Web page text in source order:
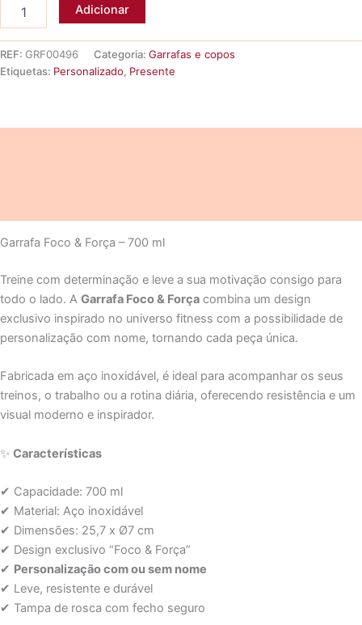
aço-
inox
Adicionar
REF: GRF00496 Categoria: Garrafas e copos
Etiquetas: Personalizado, Presente
Garrafa Foco & Força – 700 ml
Treine com determinação e leve a sua motivação consigo para
todo o lado. A Garrafa Foco & Força combina um design
exclusivo inspirado no universo fitness com a possibilidade de
personalização com nome, tornando cada peça única.
Fabricada em aço inoxidável, é ideal para acompanhar os seus
treinos, o trabalho ou a rotina diária, oferecendo resistência e um
visual moderno e inspirador.
✨ Características
✔ Capacidade: 700 ml
✔ Material: Aço inoxidável
✔ Dimensões: 25,7 x Ø7 cm
✔ Design exclusivo “Foco & Força”
✔ Personalização com ou sem nome
✔ Leve, resistente e durável
✔ Tampa de rosca com fecho seguro